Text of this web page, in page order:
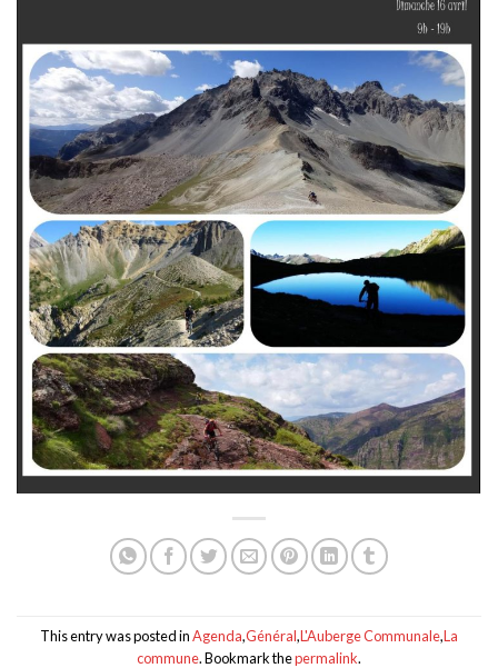
This entry was posted inAgenda,Général,L'Auberge Communale,La
commune. Bookmark thepermalink.